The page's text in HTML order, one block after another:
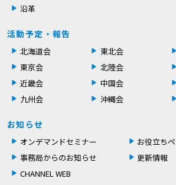
沿革
活動予定・報告
北海道会 東北会
東京会
北陸会
近畿会
中国会
九州会
沖縄会
お知らせ
オンデマンドセミナー
お役立ち
事務局からのお知らせ
更新情報
CHANNEL WEB